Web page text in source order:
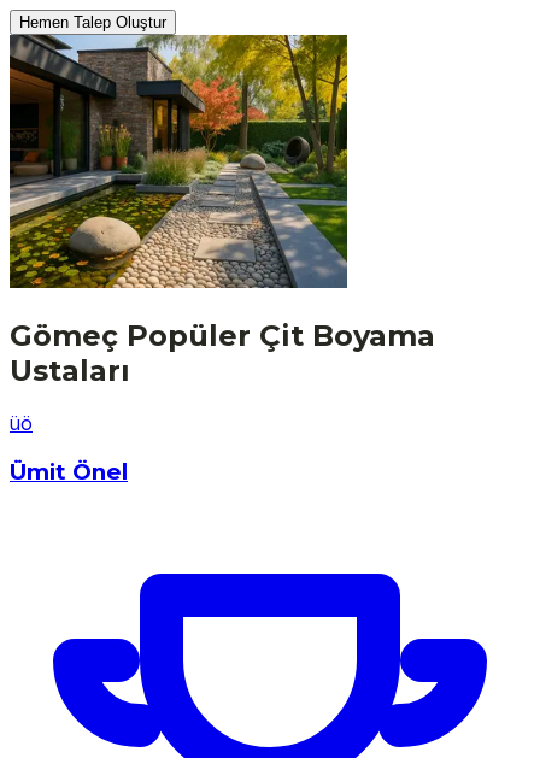
Hemen Talep Oluştur
Gömeç Popüler Çit Boyama
Ustaları
üö
Ümit Önel